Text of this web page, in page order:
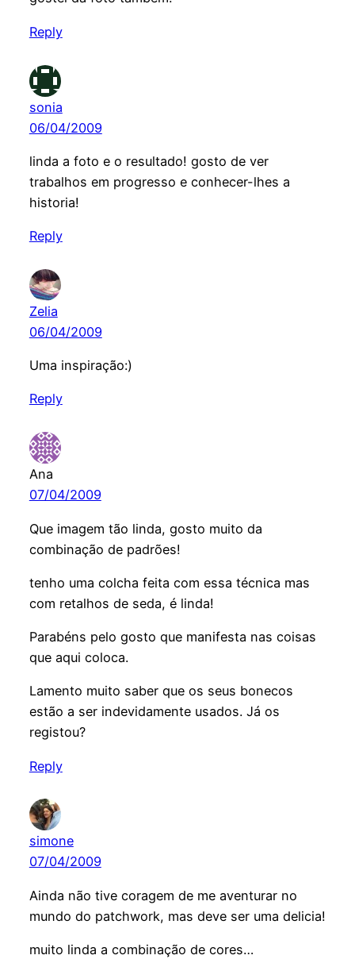
Reply
sonia
06/04/2009
linda a foto e o resultado! gosto de ver
trabalhos em progresso e conhecer-lhes a
historia!
Reply
Zelia
06/04/2009
Uma inspiração:)
Reply
Ana
07/04/2009
Que imagem tão linda, gosto muito da
combinação de padrões!
tenho uma colcha feita com essa técnica mas
com retalhos de seda, é linda!
Parabéns pelo gosto que manifesta nas coisas
que aqui coloca.
Lamento muito saber que os seus bonecos
estão a ser indevidamente usados. Já os
registou?
Reply
simone
07/04/2009
Ainda não tive coragem de me aventurar no
mundo do patchwork, mas deve ser uma delicia!
muito linda a combinação de cores…